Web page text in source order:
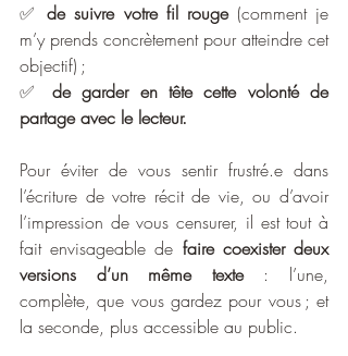
✅ de suivre votre fil rouge (comment je
m’y prends concrètement pour atteindre cet
objectif) ;
✅ de garder en tête cette volonté de
partage avec le lecteur.
Pour éviter de vous sentir frustré.e dans
l’écriture de votre récit de vie, ou d’avoir
l’impression de vous censurer, il est tout à
fait envisageable de faire coexister deux
versions d’un même texte : l’une,
complète, que vous gardez pour vous ; et
la seconde, plus accessible au public.